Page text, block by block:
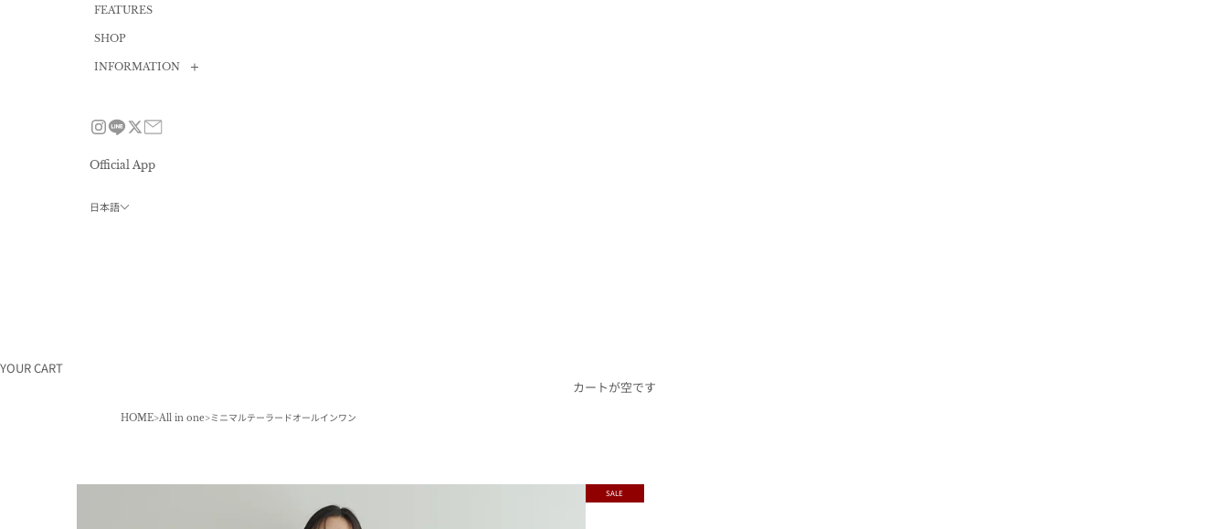
FEATURES
SHOP
INFORMATION
Size guide
Privacy policy
Official App
日本語
YOUR CART
カートが空です
HOME All in one ミニマルテーラードオールインワン
SALE